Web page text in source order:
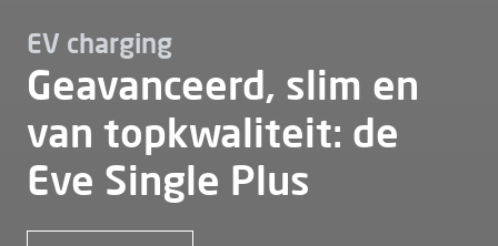
EV charging
Geavanceerd, slim en
van topkwaliteit: de
Eve Single Plus